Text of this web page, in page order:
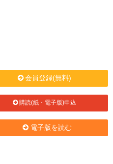
会員登録(無料)
購読(紙・電子版)申込
電子版を読む